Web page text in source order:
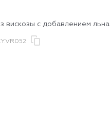
вискозы с добавлением льна